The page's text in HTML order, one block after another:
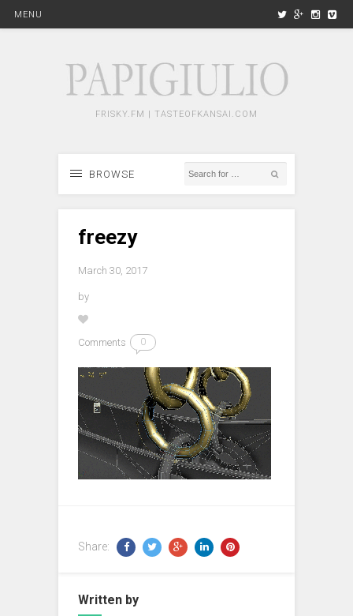
MENU
FRISKY.FM | TASTEOFKANSAI.COM
BROWSE
freezy
March 30, 2017
by
Comments 0
Share:
Written by